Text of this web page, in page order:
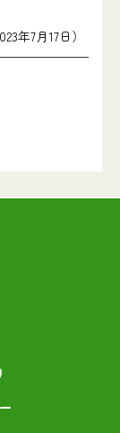
年7月17日）